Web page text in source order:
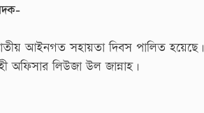
আইনগত সহায়তা দিবস পালিত
অফিসার লিউজা উল জান্নাহ।